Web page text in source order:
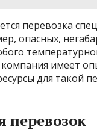
перевозка
опасных,
компания имеет
для такой
перевозок